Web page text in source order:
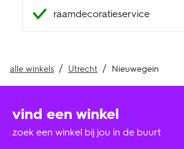
raamdecoratieservice
alle winkels Utrecht Nieuwegein
vind een winkel
zoek een winkel bij jou in de buurt